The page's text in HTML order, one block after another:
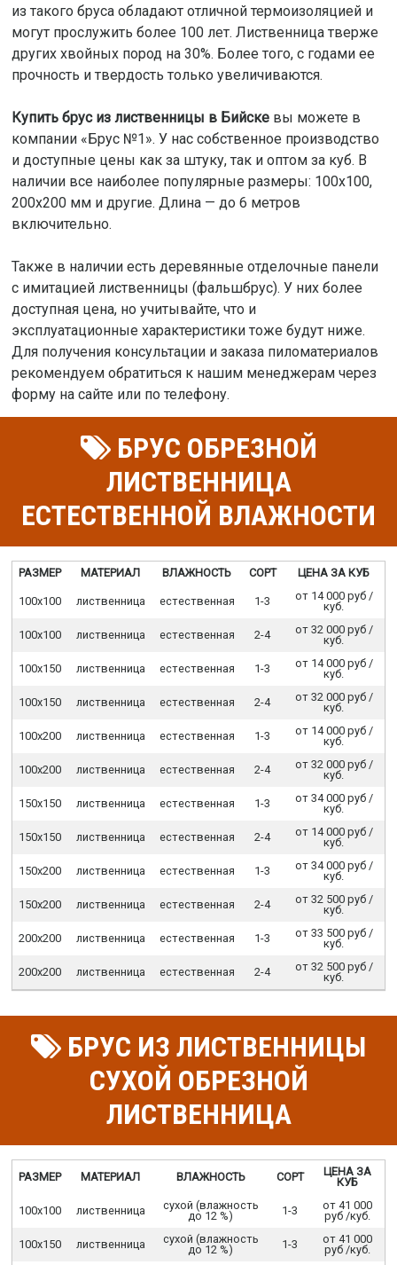
из такого бруса обладают отличной термоизоляцией и
могут прослужить более 100 лет. Лиственница тверже
других хвойных пород на 30%. Более того, с годами ее
прочность и твердость только увеличиваются.
Купить брус из лиственницы в Бийскевы можете в
компании «Брус №1». У нас собственное производство
и доступные цены как за штуку, так и оптом за куб. В
наличии все наиболее популярные размеры: 100х100,
200x200 мм и другие. Длина — до 6 метров
включительно.
Также в наличии есть деревянные отделочные панели
с имитацией лиственницы (фальшбрус). У них более
доступная цена, но учитывайте, что и
эксплуатационные характеристики тоже будут ниже.
Для получения консультации и заказа пиломатериалов
рекомендуем обратиться к нашим менеджерам через
форму на сайте или по телефону.
БРУС ОБРЕЗНОЙ
ЛИСТВЕННИЦА
ЕСТЕСТВЕННОЙ ВЛАЖНОСТИ
РАЗМЕР МАТЕРИАЛ ВЛАЖНОСТЬ СОРТ ЦЕНА ЗА КУБ
100х100 лиственница естественная 1-3
от 14 000 руб /
куб.
100х100 лиственница естественная 2-4
от 32 000 руб /
куб.
100х150 лиственница естественная 1-3
от 14 000 руб /
куб.
100х150 лиственница естественная 2-4
от 32 000 руб /
куб.
100х200 лиственница естественная 1-3
от 14 000 руб /
куб.
100х200 лиственница естественная 2-4
от 32 000 руб /
куб.
150х150 лиственница естественная 1-3
от 34 000 руб /
куб.
150х150 лиственница естественная 2-4
от 14 000 руб /
куб.
150х200 лиственница естественная 1-3
от 34 000 руб /
куб.
150х200 лиственница естественная 2-4
от 32 500 руб /
куб.
200х200 лиственница естественная 1-3
от 33 500 руб /
куб.
200х200 лиственница естественная 2-4
от 32 500 руб /
куб.
БРУС ИЗ ЛИСТВЕННИЦЫ
СУХОЙ ОБРЕЗНОЙ
ЛИСТВЕННИЦА
РАЗМЕР МАТЕРИАЛ ВЛАЖНОСТЬ СОРТ
ЦЕНА ЗА
КУБ
100х100 лиственница
сухой (влажность
до 12 %)
1-3
от 41 000
руб /куб.
100х150 лиственница
сухой (влажность
до 12 %)
1-3
от 41 000
руб /куб.